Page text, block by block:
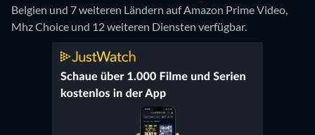
Belgien und 7 weiteren Ländern auf Amazon Prime Video,
Mhz Choice und 12 weiteren Diensten verfügbar.